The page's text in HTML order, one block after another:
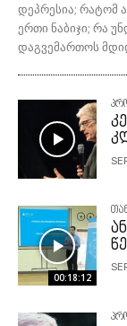
დეპრესია; რატომ
ერთი ნაბიჯი; რა
დაგვემართოს
00:18:12